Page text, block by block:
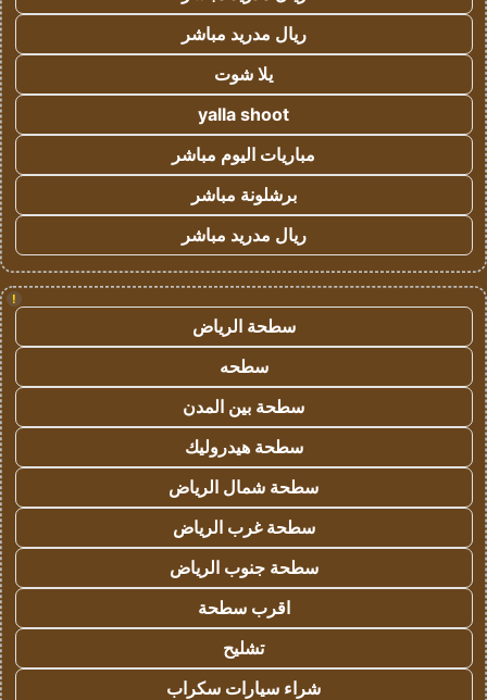
ريال مدريد مباشر
يلا شوت
yalla shoot
مباريات اليوم مباشر
برشلونة مباشر
ريال مدريد مباشر
!
سطحة الرياض
سطحه
سطحة بين المدن
سطحة هيدروليك
سطحة شمال الرياض
سطحة غرب الرياض
سطحة جنوب الرياض
اقرب سطحة
تشليح
شراء سيارات سكراب